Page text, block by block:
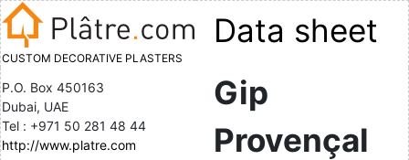
CUSTOM DECORATIVE PLASTERS
Data sheet
P.O. Box 450163
Dubai, UAE
Tel : +971 50 281 48 44
http://www.platre.com
Gip
Provençal